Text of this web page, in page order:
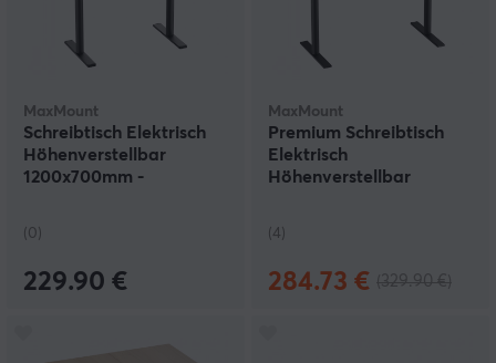
MaxMount
Schreibtisch Elektrisch
Höhenverstellbar
1200x700mm -
(0)
229.90 €
MaxMount
Premium Schreibtisch
Elektrisch
Höhenverstellbar
(4)
284.73 €